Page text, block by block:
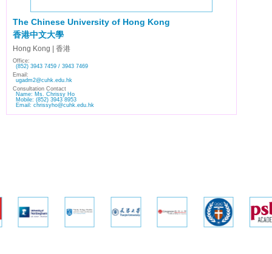
The Chinese University of Hong Kong
香港中文大學
Hong Kong | 香港
Office:
(852) 3943 7459 / 3943 7469
Email:
ugadm2@cuhk.edu.hk
Consultation Contact
Name: Ms. Chrissy Ho
Mobile: (852) 3943 8953
Email: chrissyho@cuhk.edu.hk